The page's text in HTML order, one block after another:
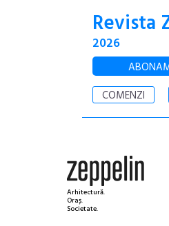
Revista
2026
COMENZI
Arhitectură.
Oraș.
Societate.